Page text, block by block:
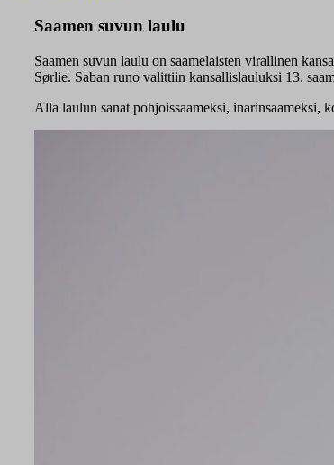
Saamen suvun laulu
Saamen suvun laulu on saamelaisten virallinen
Sørlie. Saban runo valittiin kansallislauluksi 13.
Alla laulun sanat pohjoissaameksi, inarinsaameksi,